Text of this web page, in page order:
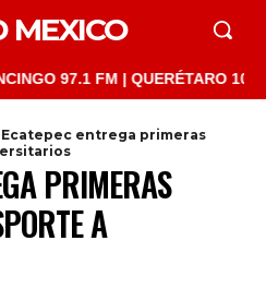
MEXICO
FM | QUERÉTARO 103.1
Ecatepec entrega primeras
PRIMERAS
A